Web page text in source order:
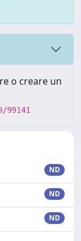
o creare un
ND
ND
ND